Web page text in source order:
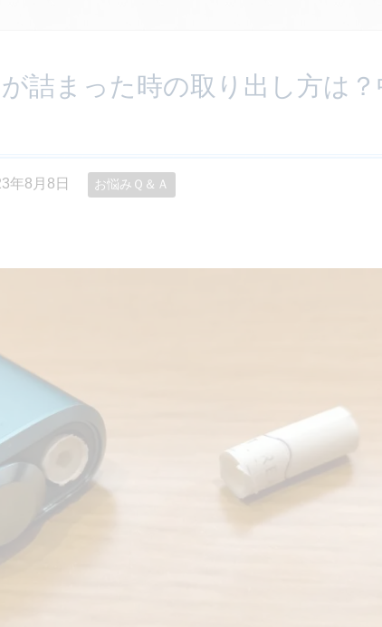
詰まった時の取り出し方は
年8月8日 お悩みＱ＆Ａ